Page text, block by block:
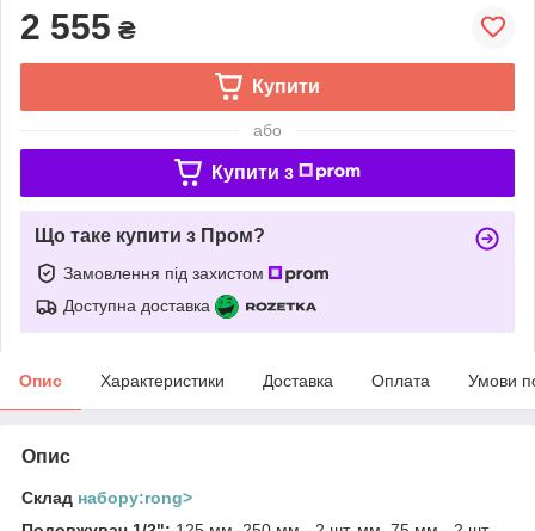
2 555 ₴
Купити
або
Купити з
Що таке купити з Пром?
Замовлення під захистом
Доступна доставка
Опис Характеристики Доставка Оплата Умови
Опис
Склад набору:rong>